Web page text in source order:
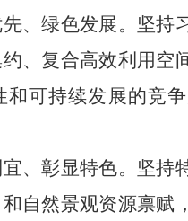
先、绿色发展。坚
、复合高效利用空
和可持续发展的竞
宜、彰显特色。坚
自然景观资源禀赋